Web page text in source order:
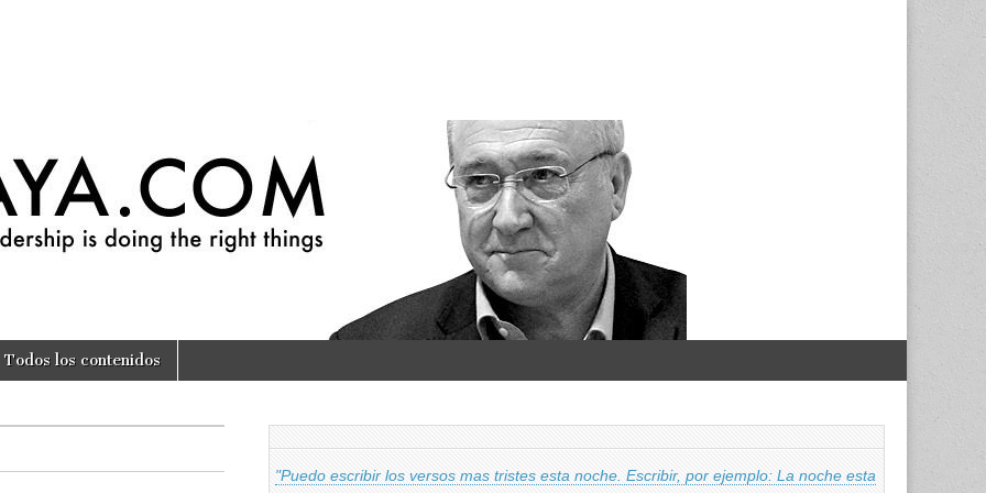
Todos los contenidos
"Puedo escribir los versos mas tristes esta noche. Escribir, por ejemplo: La noche esta